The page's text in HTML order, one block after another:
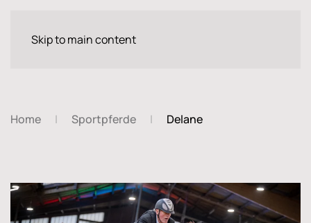
Skip to main content
Home Sportpferde Delane